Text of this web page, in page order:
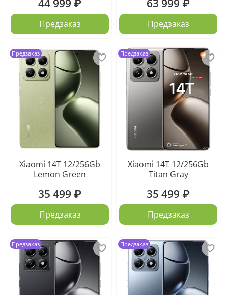
44 999 ₽
Предзаказ
63 999 ₽
Предзаказ
Предзаказ
Xiaomi 14T 12/256Gb
Lemon Green
35 499 ₽
Предзаказ
Предзаказ
Xiaomi 14T 12/256Gb
Titan Gray
35 499 ₽
Предзаказ
Предзаказ Предзаказ